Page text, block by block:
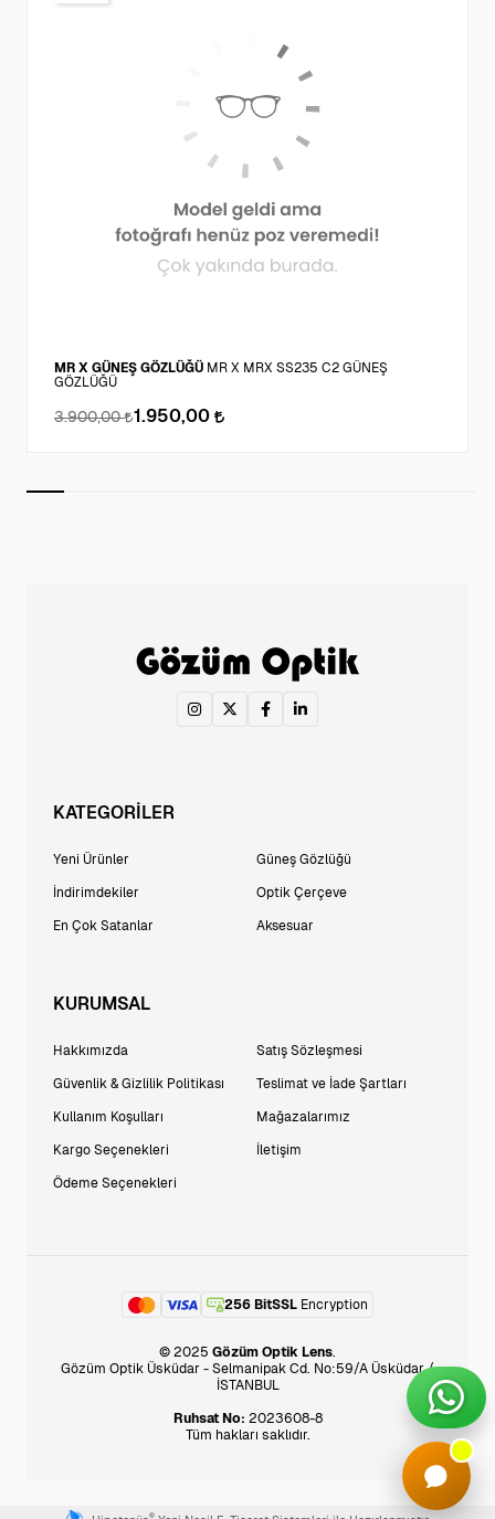
MR X GÜNEŞ GÖZLÜĞÜ MR X MRX SS235 C2 GÜNEŞ
GÖZLÜĞÜ
3.900,00 1.950,00
KATEGORİLER
Yeni Ürünler
İndirimdekiler
En Çok Satanlar
Güneş Gözlüğü
Optik Çerçeve
Aksesuar
KURUMSAL
Hakkımızda
Güvenlik & Gizlilik Politikası
Kullanım Koşulları
Kargo Seçenekleri
Ödeme Seçenekleri
Satış Sözleşmesi
Teslimat ve İade Şartları
Mağazalarımız
İletişim
256 BitSSL Encryption
© 2025 Gözüm Optik Lens.
Gözüm Optik Üsküdar - Selmanipak Cd. No:59/A Üsküdar /
İSTANBUL
Ruhsat No: 2023608-8
Tüm hakları saklıdır.
®